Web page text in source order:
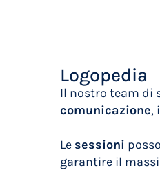
Logopedia
Il nostro team di
comunicazione,
Le sessioni
garantire il